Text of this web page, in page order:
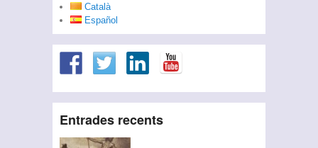
Català
Español
Entrades recents